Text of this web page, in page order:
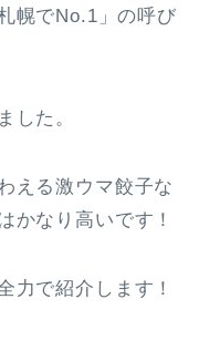
幌でNo.1」の呼び
した。
える激ウマ餃子な
かなり高いです！
力で紹介します！